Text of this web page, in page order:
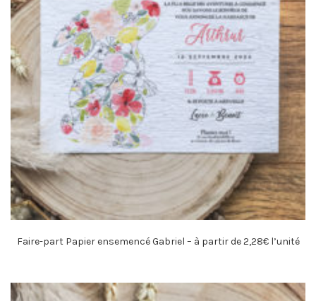
Faire-part Papier ensemencé Gabriel – à partir de 2,28€ l’unité